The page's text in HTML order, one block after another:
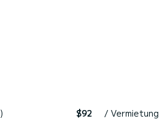
$92 / Vermietung